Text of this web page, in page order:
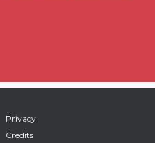
Privacy
Credits